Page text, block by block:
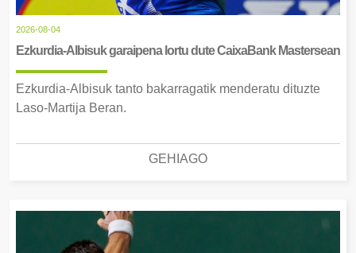
2026-08-04
Ezkurdia-Albisuk garaipena lortu dute CaixaBank Mastersean
Ezkurdia-Albisuk tanto bakarragatik menderatu dituzte
Laso-Martija Beran.
GEHIAGO